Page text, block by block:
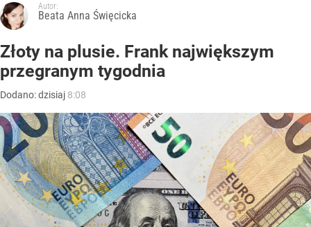
Autor:
Beata Anna Święcicka
Złoty na plusie. Frank największym
przegranym tygodnia
Dodano:dzisiaj 8:08